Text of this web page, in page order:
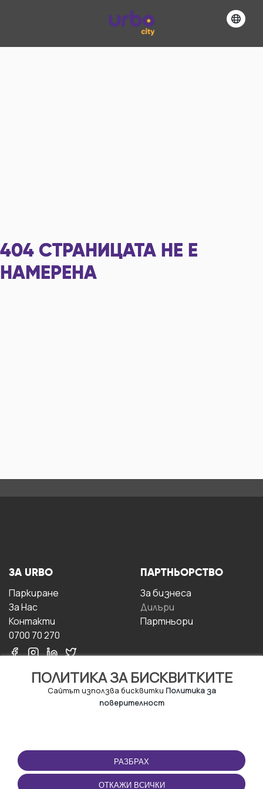
404 СТРАНИЦАТА НЕ Е
НАМЕРЕНА
ПОЛИТИКА ЗА БИСКВИТКИТЕ
Сайтът използва бисквитки Политика за
поверителност
РАЗБРАХ
ОТКАЖИ ВСИЧКИ
ЗА URBO
Паркиране
За Hас
Контакти
0700 70 270
ПАРТНЬОРСТВО
За бизнесa
Дилъри
Партньори
ПОЛЗВАНЕ
Правила и условия за
ползване
ПРИЛОЖЕНИЕТО